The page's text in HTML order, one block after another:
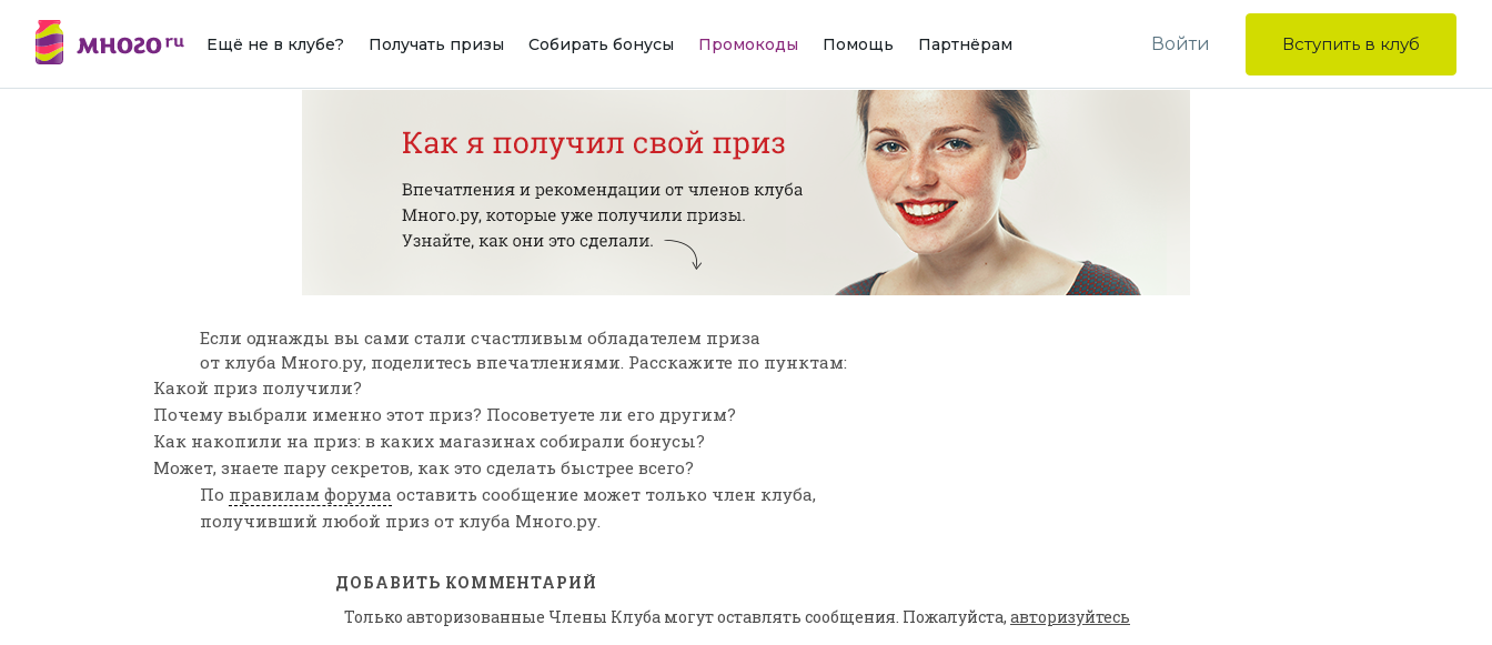
Ещё не в клубе? Получать призы Собирать бонусы Промокоды Помощь Партнёрам Войти Вступить в клуб
Если однажды вы сами стали счастливым обладателем приза
от клуба Много.ру, поделитесь впечатлениями. Расскажите по пунктам:
Какой приз получили?
Почему выбрали именно этот приз? Посоветуете ли его другим?
Как накопили на приз: в каких магазинах собирали бонусы?
Может, знаете пару секретов, как это сделать быстрее всего?
По правилам форума оставить сообщение может только член клуба,
получивший любой приз от клуба Много.ру.
ДОБАВИТЬ КОММЕНТАРИЙ
Только авторизованные Члены Клуба могут оставлять сообщения. Пожалуйста, авторизуйтесь